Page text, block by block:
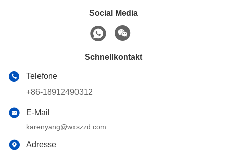
Social Media
Schnellkontakt
Telefone
+86-18912490312
E-Mail
karenyang@wxszzd.com
Adresse